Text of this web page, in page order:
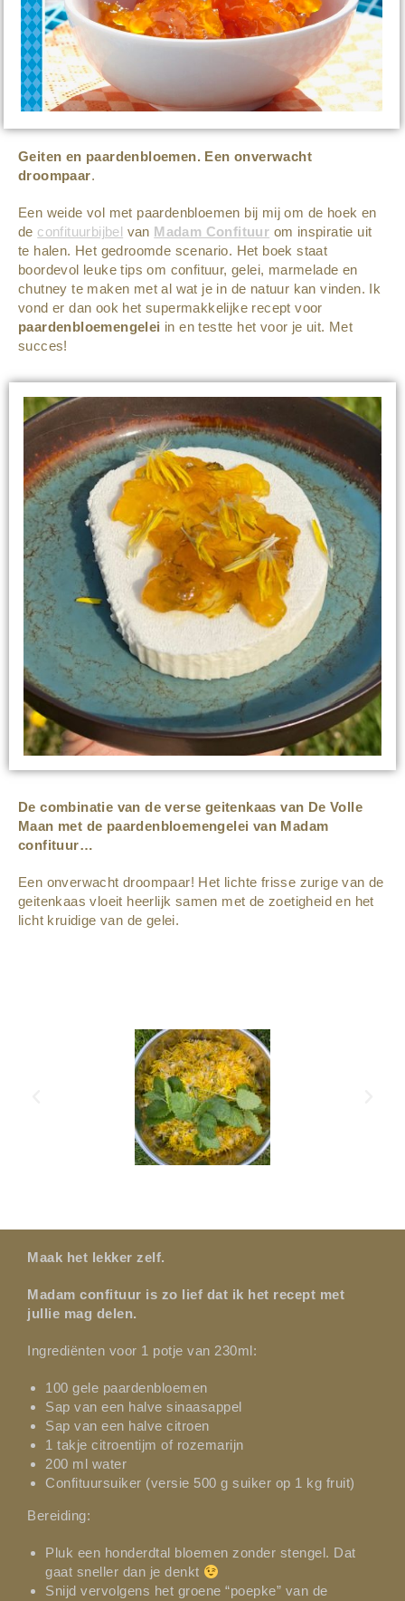
Geiten en paardenbloemen. Een onverwacht
droompaar.
Een weide vol met paardenbloemen bij mij om de hoek en
de confituurbijbel van Madam Confituur om inspiratie uit
te halen. Het gedroomde scenario. Het boek staat
boordevol leuke tips om confituur, gelei, marmelade en
chutney te maken met al wat je in de natuur kan vinden. Ik
vond er dan ook het supermakkelijke recept voor
paardenbloemengelei in en testte het voor je uit. Met
succes!
De combinatie van de verse geitenkaas van De Volle
Maan met de paardenbloemengelei van Madam
confituur…
Een onverwacht droompaar! Het lichte frisse zurige van de
geitenkaas vloeit heerlijk samen met de zoetigheid en het
licht kruidige van de gelei.
Maak het lekker zelf.
Madam confituur is zo lief dat ik het recept met
jullie mag delen.
Ingrediënten voor 1 potje van 230ml:
100 gele paardenbloemen
Sap van een halve sinaasappel
Sap van een halve citroen
1 takje citroentijm of rozemarijn
200 ml water
Confituursuiker (versie 500 g suiker op 1 kg fruit)
Bereiding:
Pluk een honderdtal bloemen zonder stengel. Dat
gaat sneller dan je denkt
Snijd vervolgens het groene “poepke” van de